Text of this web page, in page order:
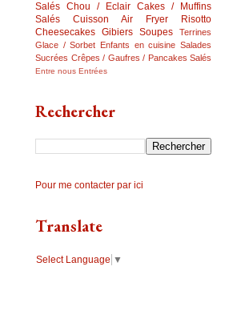
Salés Chou / Eclair Cakes / Muffins
Salés
Cuisson Air Fryer
Risotto
Cheesecakes Gibiers Soupes
Terrines
Glace / Sorbet Enfants en cuisine Salades
Sucrées Crêpes / Gaufres / Pancakes Salés
Entre nous Entrées
Rechercher
Pour me contacter par ici
Translate
Select Language ▼